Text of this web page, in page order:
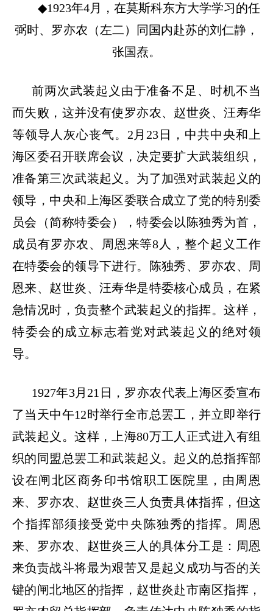
◆1923年4月，在莫斯科东方大学学习的任
弼时、罗亦农（左二）同国内赴苏的刘仁静，
张国焘。
前两次武装起义由于准备不足、时机不当
而失败，这并没有使罗亦农、赵世炎、汪寿华
等领导人灰心丧气。 2 月 23 日，中共中央和上
海区委召开联席会议，决定要扩大武装组织，
准备第三次武装起义。为了加强对武装起义的
领导，中央和上海区委联合成立了党的特别委
员会（简称特委会），特委会以陈独秀为首，
成员有罗亦农、周恩来等8 人，整个起义工作
在特委会的领导下进行。陈独秀、罗亦农、周
恩来、赵世炎、汪寿华是特委核心成员，在紧
急情况时，负责整个武装起义的指挥。这样，
特委会的成立标志着党对武装起义的绝对领
导。
1927年3月 21 日，罗亦农代表上海区委宣布
了当天中午12时举行全市总罢工，并立即举行
武装起义。这样，上海80万工人正式进入有组
织的同盟总罢工和武装起义。起义的总指挥部
设在闸北区商务印书馆职工医院里，由周恩
来、罗亦农、赵世炎三人负责具体指挥，但这
个指挥部须接受党中央陈独秀的指挥。周恩
来、罗亦农、赵世炎三人的具体分工是：周恩
来负责战斗将最为艰苦又是起义成功与否的关
键的闸北地区的指挥，赵世炎赴市南区指挥，